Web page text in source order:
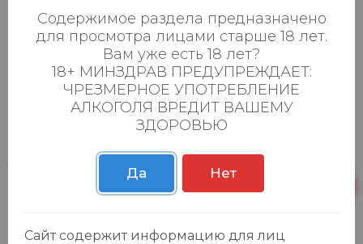
начинают экспортировать сначала в
Эдинбург (Шотландия), а затем в Вест-
Индию и Азию.
"Carlsberg" — одна из первых марок пива,
которую начали экспортировать по всему
миру. Большое внимание Якоб Кристиан
1875 году он основал при пивоварне
независимую исследовательскую химико-
своими разработками и открытиями в
Содержимое раздела предназначено
для просмотра лицами старше 18 лет.
Вам уже есть 18 лет?
18+ МИНЗДРАВ ПРЕДУПРЕЖДАЕТ:
ЧРЕЗМЕРНОЕ УПОТРЕБЛЕНИЕ
АЛКОГОЛЯ ВРЕДИТ ВАШЕМУ
ЗДОРОВЬЮ
Да Нет
Сайт содержит информацию для лиц